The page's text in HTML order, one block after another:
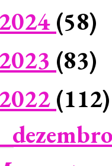
2024 (58)
2023 (83)
2022 (112)
dezembro